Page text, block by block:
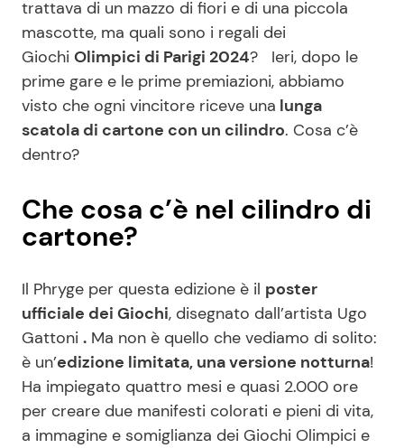
trattava di un mazzo di fiori e di una piccola
mascotte, ma quali sono i regali dei
Giochi Olimpici di Parigi 2024? Ieri, dopo le
prime gare e le prime premiazioni, abbiamo
visto che ogni vincitore riceve una lunga
scatola di cartone con un cilindro. Cosa c’è
dentro?
Che cosa c’è nel cilindro di
cartone?
Il Phryge per questa edizione è il poster
ufficiale dei Giochi, disegnato dall’artista Ugo
Gattoni . Ma non è quello che vediamo di solito:
è un’edizione limitata, una versione notturna!
Ha impiegato quattro mesi e quasi 2.000 ore
per creare due manifesti colorati e pieni di vita,
a immagine e somiglianza dei Giochi Olimpici e